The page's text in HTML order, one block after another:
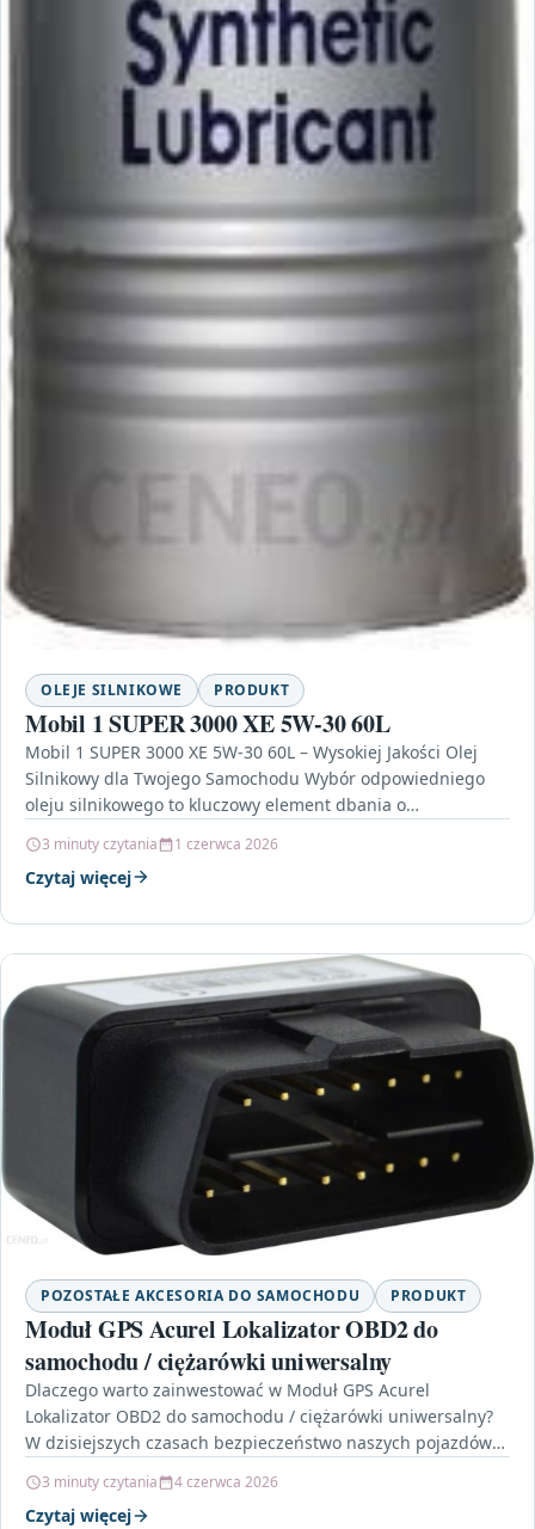
OLEJE SILNIKOWE PRODUKT
Mobil 1 SUPER 3000 XE 5W-30 60L
Mobil 1 SUPER 3000 XE 5W-30 60L – Wysokiej Jakości Olej
Silnikowy dla Twojego Samochodu Wybór odpowiedniego
oleju silnikowego to kluczowy element dbania o…
3 minuty czytania 1 czerwca 2026
Czytaj więcej
POZOSTAŁE AKCESORIA DO SAMOCHODU PRODUKT
Moduł GPS Acurel Lokalizator OBD2 do
samochodu / ciężarówki uniwersalny
Dlaczego warto zainwestować w Moduł GPS Acurel
Lokalizator OBD2 do samochodu / ciężarówki uniwersalny?
W dzisiejszych czasach bezpieczeństwo naszych pojazdów
3 minuty czytania 4 czerwca 2026
Czytaj więcej